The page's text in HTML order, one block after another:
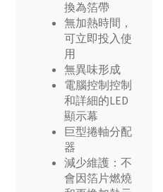
換為箔帶
無加熱時間，
可立即投入使
用
無異味形成
電腦控制控制
和詳細的LED
顯示幕
巨型捲軸分配
器
減少維護：不
會因箔片燃燒